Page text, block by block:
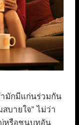
มักมีแก่นร่วมกัน
บายใจ” ไม่ว่า
ญ่หรือชนบทอัน